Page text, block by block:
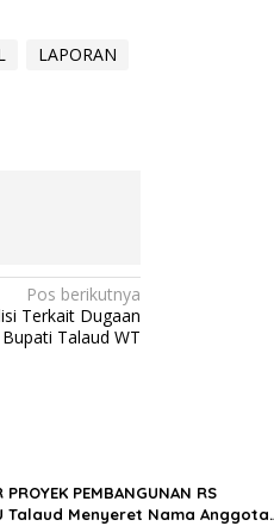
LAPORAN
Pos berikutnya
Terkait Dugaan
Talaud WT
PEMBANGUNAN RS
Talaud Menyeret Nama Anggota